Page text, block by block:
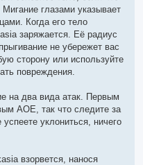
глазами указывает
Когда его тело
заряжается. Её радиус
не убережет вас
сторону или используйте
повреждения.
на два вида атак. Первым
AOE, так что следите за
уклониться, ничего
взорвется, нанося